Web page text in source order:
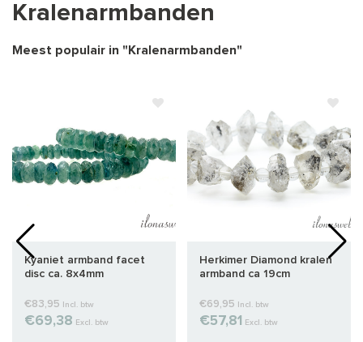
Kralenarmbanden
Meest populair in " Kralenarmbanden"
Kyaniet armband facet
disc ca. 8x4mm
€83,95 Incl. btw
€69,38 Excl. btw
Herkimer Diamond kralen
armband ca 19cm
€69,95 Incl. btw
€57,81 Excl. btw